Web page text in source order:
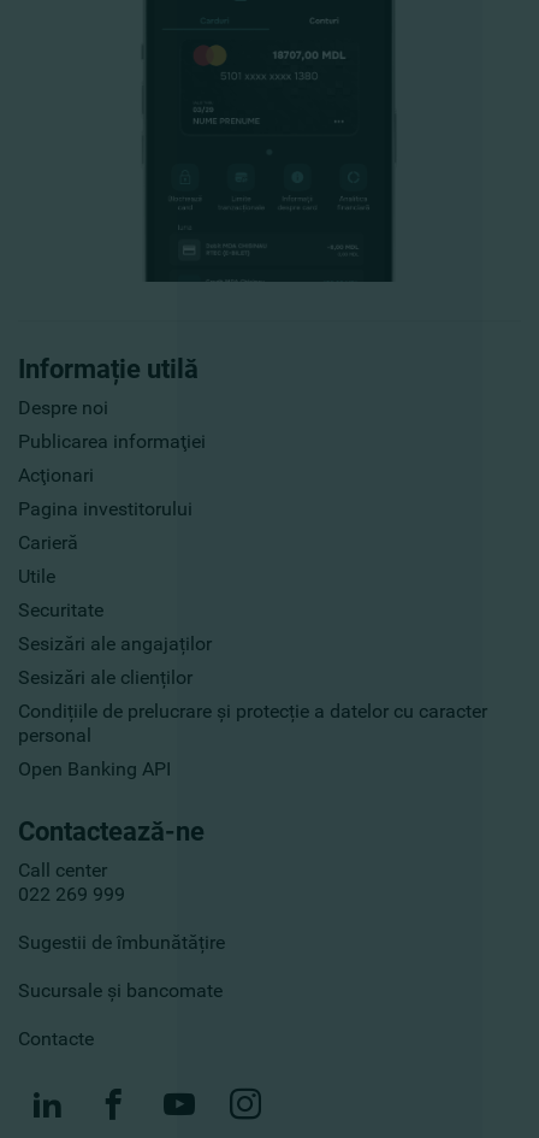
Informație utilă
Despre noi
Publicarea informaţiei
Acţionari
Pagina investitorului
Carieră
Utile
Securitate
Sesizări ale angajaților
Sesizări ale clienților
Condițiile de prelucrare și protecție a datelor cu caracter
personal
Open Banking API
Contactează-ne
Call center
022 269 999
Sugestii de îmbunătățire
Sucursale și bancomate
Contacte